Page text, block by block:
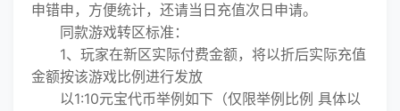
申错申，方便统计，还请当日充值次日申请。
同款游戏转区标准：
1、玩家在新区实际付费金额，将以折后实际充值
金额按该游戏比例进行发放
以1:10元宝代币举例如下（仅限举例比例 具体以